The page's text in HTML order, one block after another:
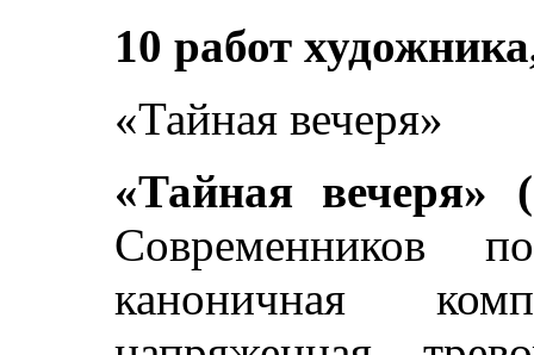
10 работ
«Тайная вечеря»
«Тайная вечеря»
Современников
каноничная